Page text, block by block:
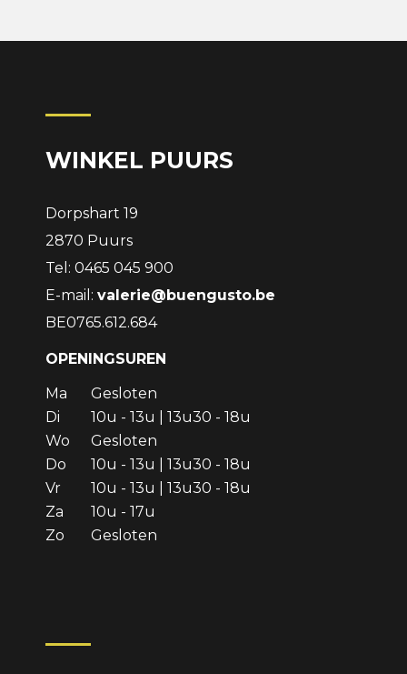
WINKEL PUURS
Dorpshart 19
2870 Puurs
Tel: 0465 045 900
E-mail: valerie@buengusto.be
BE0765.612.684
OPENINGSUREN
Ma
Gesloten
Di
10u - 13u | 13u30 - 18u
Wo
Gesloten
Do
10u - 13u | 13u30 - 18u
Vr
10u - 13u | 13u30 - 18u
Za
10u - 17u
Zo
Gesloten